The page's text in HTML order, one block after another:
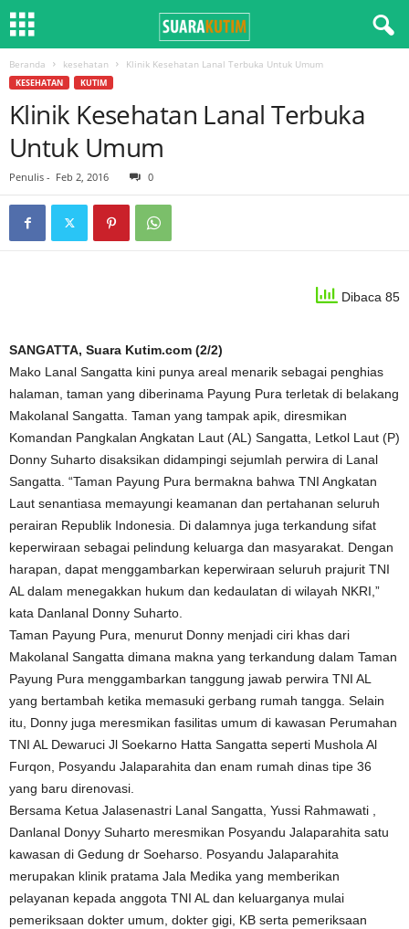
Beranda kesehatan Klinik Kesehatan Lanal Terbuka Untuk Umum
KESEHATAN KUTIM
Klinik Kesehatan Lanal Terbuka
Untuk Umum
Penulis - Feb 2, 2016 0
Dibaca 85
SANGATTA, Suara Kutim.com (2/2)
Mako Lanal Sangatta kini punya areal menarik sebagai penghias
halaman, taman yang diberinama Payung Pura terletak di belakang
Makolanal Sangatta. Taman yang tampak apik, diresmikan
Komandan Pangkalan Angkatan Laut (AL) Sangatta, Letkol Laut (P)
Donny Suharto disaksikan didampingi sejumlah perwira di Lanal
Sangatta. “Taman Payung Pura bermakna bahwa TNI Angkatan
Laut senantiasa memayungi keamanan dan pertahanan seluruh
perairan Republik Indonesia. Di dalamnya juga terkandung sifat
keperwiraan sebagai pelindung keluarga dan masyarakat. Dengan
harapan, dapat menggambarkan keperwiraan seluruh prajurit TNI
AL dalam menegakkan hukum dan kedaulatan di wilayah NKRI,”
kata Danlanal Donny Suharto.
Taman Payung Pura, menurut Donny menjadi ciri khas dari
Makolanal Sangatta dimana makna yang terkandung dalam Taman
Payung Pura menggambarkan tanggung jawab perwira TNI AL
yang bertambah ketika memasuki gerbang rumah tangga. Selain
itu, Donny juga meresmikan fasilitas umum di kawasan Perumahan
TNI AL Dewaruci Jl Soekarno Hatta Sangatta seperti Mushola Al
Furqon, Posyandu Jalaparahita dan enam rumah dinas tipe 36
yang baru direnovasi.
Bersama Ketua Jalasenastri Lanal Sangatta, Yussi Rahmawati ,
Danlanal Donyy Suharto meresmikan Posyandu Jalaparahita satu
kawasan di Gedung dr Soeharso. Posyandu Jalaparahita
merupakan klinik pratama Jala Medika yang memberikan
pelayanan kepada anggota TNI AL dan keluarganya mulai
pemeriksaan dokter umum, dokter gigi, KB serta pemeriksaan